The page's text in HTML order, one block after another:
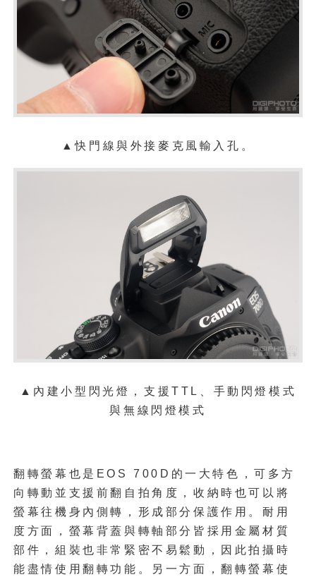
▲快門線與外接麥克風輸入孔。
▲內建小型閃光燈，支援TTL、手動閃燈模式
與無線閃燈模式
翻轉螢幕也是EOS 700D的一大特色，可多方
向轉動並支援前翻自拍角度，收納時也可以將
螢幕往機身內側轉，形成部分保護作用。耐用
度方面，螢幕背蓋與轉軸部分皆採用金屬材質
部件，組裝也非常緊密不易鬆動，因此拍攝時
能盡情使用翻轉功能。另一方面，翻轉螢幕使